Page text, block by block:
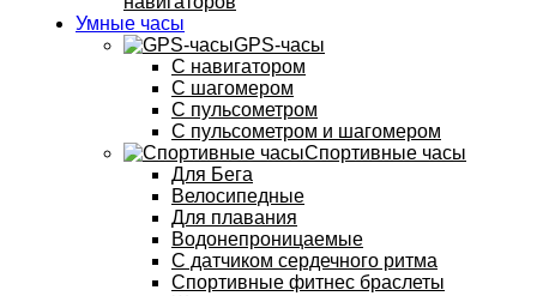
Умные часы
GPS-часы
С навигатором
С шагомером
С пульсометром
С пульсометром и шагомером
Спортивные часы
Для Бега
Велосипедные
Для плавания
Водонепроницаемые
С датчиком сердечного ритма
Спортивные фитнес браслеты